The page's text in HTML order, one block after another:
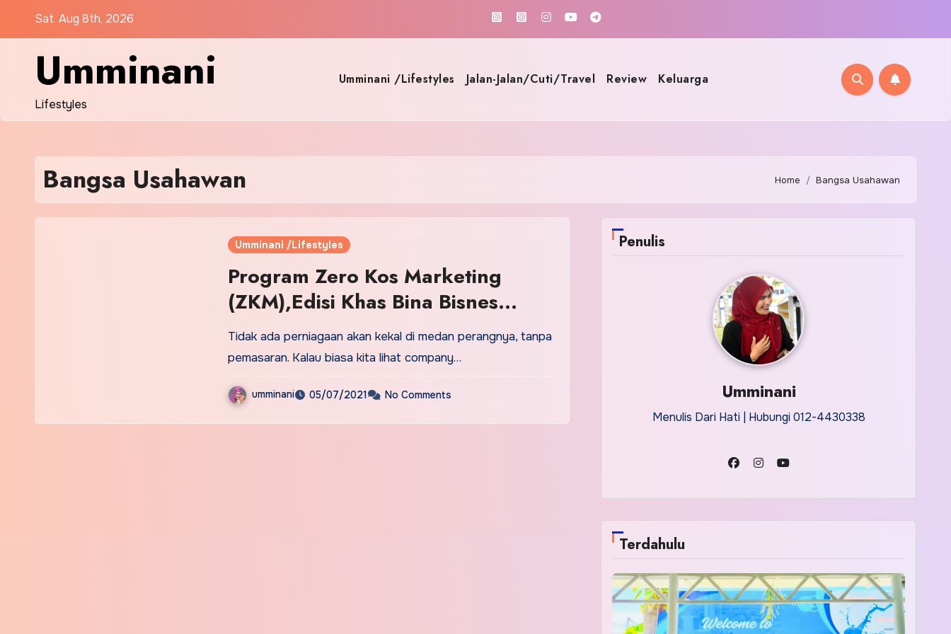
Sat. Aug 8th, 2026
Umminani
Lifestyles
Umminani /Lifestyles Jalan-Jalan/Cuti/Travel Review Keluarga
Bangsa Usahawan Home Bangsa Usahawan
Umminani /Lifestyles
Program Zero Kos Marketing
(ZKM),Edisi Khas Bina Bisnes
Berjaya
Tidak ada perniagaan akan kekal di medan perangnya, tanpa
pemasaran. Kalau biasa kita lihat company…
umminani 05/07/2021 No Comments
Penulis
Umminani
Menulis Dari Hati | Hubungi 012-4430338
Terdahulu